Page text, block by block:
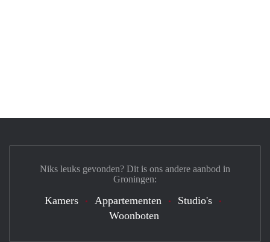
Niks leuks gevonden? Dit is ons andere aanbod in
Groningen:
Kamers Appartementen
Studio's
Woonboten